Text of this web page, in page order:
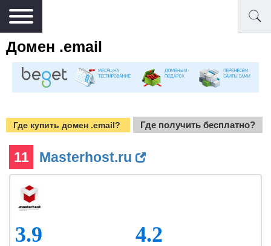
Домен .email
Где купить домен .email? Где получить бесплатно?
11 Masterhost.ru
3.9 4.2